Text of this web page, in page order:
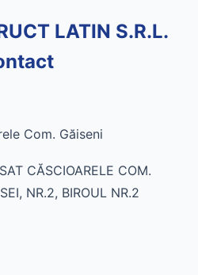
LATIN S.R.L.
Com. Găiseni
CĂSCIOARELE COM.
NR.2, BIROUL NR.2